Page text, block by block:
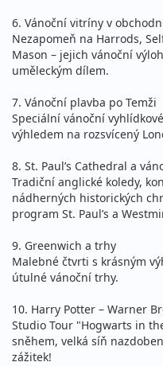
6. Vánoční vitríny v
Nezapomeň na Harrods,
Mason – jejich vánoční
uměleckým dílem.
7. Vánoční plavba po Temži
Speciální vánoční
výhledem na rozsvícený
8. St. Paul’s Cathedral a
Tradiční anglické koledy,
nádherných historických
program St. Paul’s a
9. Greenwich a trhy
Malebné čtvrti s krásným
útulné vánoční trhy.
10. Harry Potter – Warner
Studio Tour "Hogwarts in
sněhem, velká síň
zážitek!